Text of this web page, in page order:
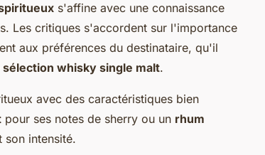
s'affine avec une connaissance
Les critiques s'accordent sur l'importance
aux préférences du destinataire, qu'il
sélection whisky single malt.
avec des caractéristiques bien
pour ses notes de sherry ou un rhum
son intensité.